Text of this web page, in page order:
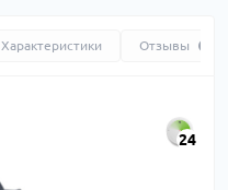
Характеристики Отзывы
24